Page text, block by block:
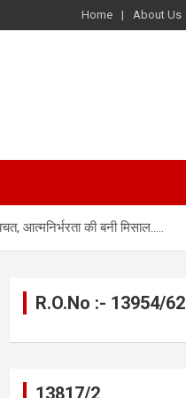
Home About Us
आत्मनिर्भरता की बनी मिसाल…..
R.O.No :- 13954/62
13817/2